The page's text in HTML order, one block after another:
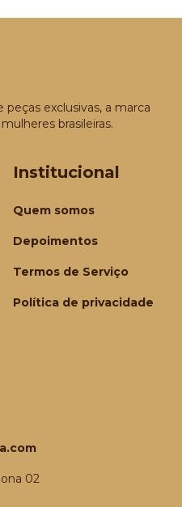
exclusivas, a marca
brasileiras.
Institucional
Quem somos
Depoimentos
Termos de Serviço
Política de privacidade
02